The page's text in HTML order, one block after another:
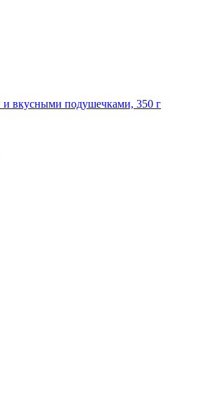
и вкусными подушечками, 350 г